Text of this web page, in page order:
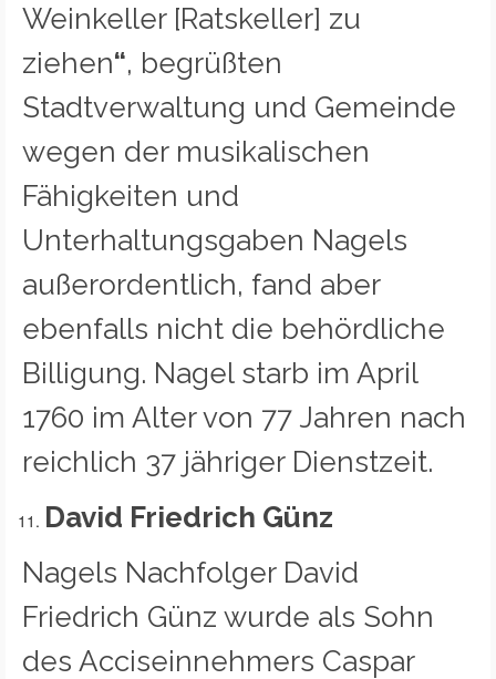
Weinkeller [Ratskeller] zu
ziehen“, begrüßten
Stadtverwaltung und Gemeinde
wegen der musikalischen
Fähigkeiten und
Unterhaltungsgaben Nagels
außerordentlich, fand aber
ebenfalls nicht die behördliche
Billigung. Nagel starb im April
1760 im Alter von 77 Jahren nach
reichlich 37 jähriger Dienstzeit.
David Friedrich Günz
Nagels Nachfolger David
Friedrich Günz wurde als Sohn
des Acciseinnehmers Caspar